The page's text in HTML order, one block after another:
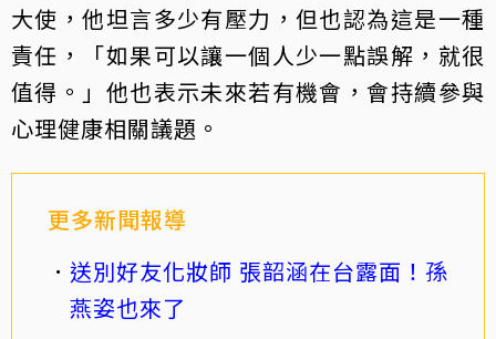
大使，他坦言多少有壓力，但也認為這是一種
責任，「如果可以讓一個人少一點誤解，就很
值得。」他也表示未來若有機會，會持續參與
心理健康相關議題。
更多新聞報導
送別好友化妝師 張韶涵在台露面！孫
燕姿也來了